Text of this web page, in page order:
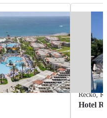
Řecko,
Hotel